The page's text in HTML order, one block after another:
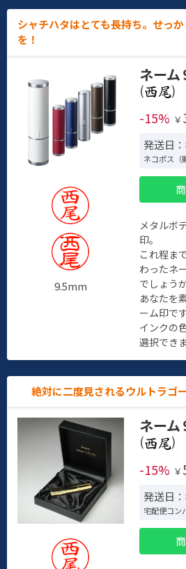
シャチハタはとても長持ち。せっ
を！
9.5mm
ネーム
(
)
-15% ￥
発送日
ネコポス（
メタルボ
印。
これ程ま
わったネ
でしょう
あなたを
ーム印です
インクの
選択できま
絶対に二度見されるウルトラゴ
ネーム
(
)
-15% ￥
発送日
宅配便コン